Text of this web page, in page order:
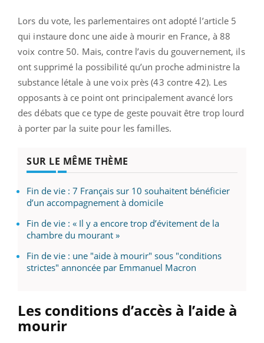
Lors du vote, les parlementaires ont adopté l’article 5
qui instaure donc une aide à mourir en France, à 88
voix contre 50. Mais, contre l’avis du gouvernement, ils
ont supprimé la possibilité qu’un proche administre la
substance létale à une voix près (43 contre 42). Les
opposants à ce point ont principalement avancé lors
des débats que ce type de geste pouvait être trop lourd
à porter par la suite pour les familles.
SUR LE MÊME THÈME
Fin de vie : 7 Français sur 10 souhaitent bénéficier
d’un accompagnement à domicile
Fin de vie : « Il y a encore trop d’évitement de la
chambre du mourant »
Fin de vie : une "aide à mourir" sous "conditions
strictes" annoncée par Emmanuel Macron
Les conditions d’accès à l’aide à
mourir